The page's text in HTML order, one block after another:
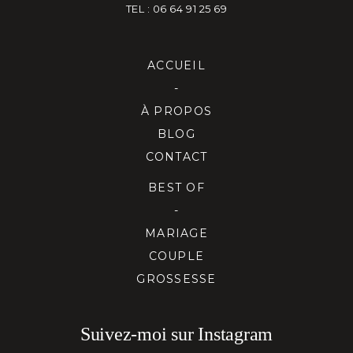
TEL : 06 64 91 25 69
ACCUEIL
-
À PROPOS
BLOG
CONTACT
BEST OF
-
MARIAGE
COUPLE
GROSSESSE
Suivez-moi sur Instagram